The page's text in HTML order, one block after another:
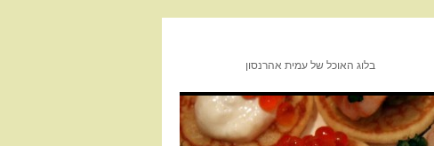
בלוג האוכל של עמית אהרנסון